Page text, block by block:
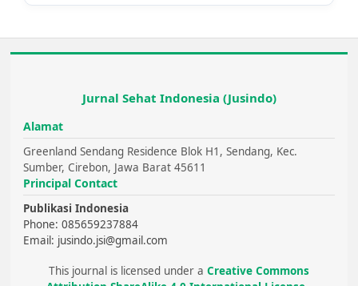
Jurnal Sehat Indonesia (Jusindo)
Alamat
Greenland Sendang Residence Blok H1, Sendang, Kec.
Sumber, Cirebon, Jawa Barat 45611
Principal Contact
Publikasi Indonesia
Phone: 085659237884
Email: jusindo.jsi@gmail.com
This journal is licensed under a Creative Commons